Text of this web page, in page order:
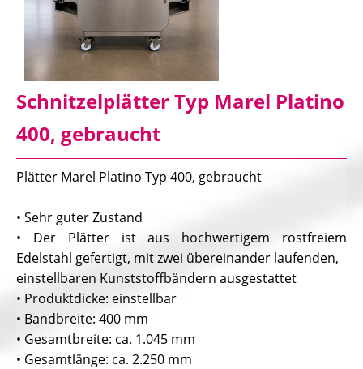
Schnitzelplätter Typ Marel Platino
400, gebraucht
Plätter Marel Platino Typ 400, gebraucht
• Sehr guter Zustand
• Der Plätter ist aus hochwertigem rostfreiem
Edelstahl gefertigt, mit zwei übereinander laufenden,
einstellbaren Kunststoffbändern ausgestattet
• Produktdicke: einstellbar
• Bandbreite: 400 mm
• Gesamtbreite: ca. 1.045 mm
• Gesamtlänge: ca. 2.250 mm